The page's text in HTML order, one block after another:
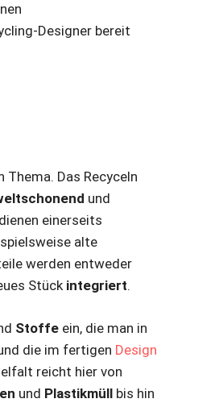
Designer bereit
Thema. Das Recyceln
und
einerseits
alte
werden entweder
Stück integriert.
Stoffe ein, die man in
die im fertigen Design
reicht hier von
und Plastikmüll bis hin